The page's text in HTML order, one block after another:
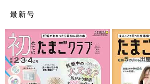
最新号